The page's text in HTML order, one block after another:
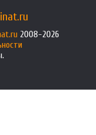
2008-2026